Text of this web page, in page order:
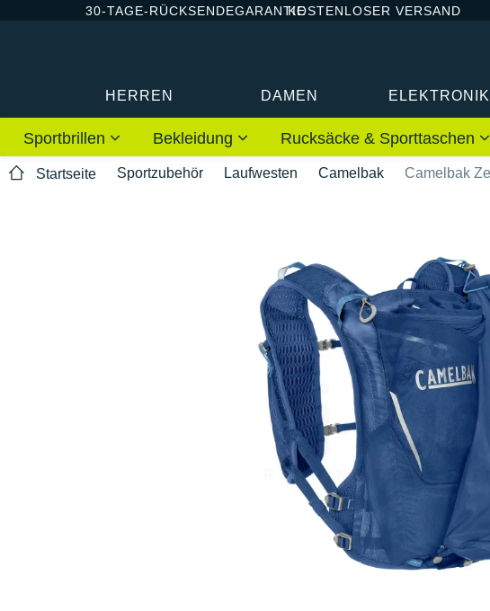
30-TAGE-RÜCKSENDEGARANTIEKOSTENLOSER VERSAND
HERREN DAMEN ELEKTRONIK
Sportbrillen Bekleidung Rucksäcke & Sporttaschen
Startseite Sportzubehör Laufwesten Camelbak Camelbak